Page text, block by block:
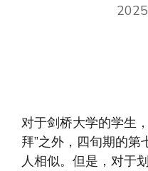
对于剑桥大学的学生
拜”之外，四旬期的
人相似。但是，对于